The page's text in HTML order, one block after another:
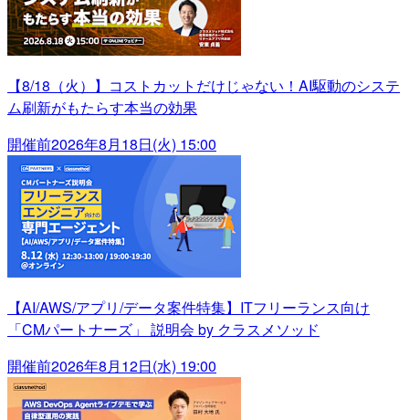
【8/18（火）】コストカットだけじゃない！AI駆動のシステ
ム刷新がもたらす本当の効果
開催前2026年8月18日(火) 15:00
【AI/AWS/アプリ/データ案件特集】ITフリーランス向け
「CMパートナーズ」 説明会 by クラスメソッド
開催前2026年8月12日(水) 19:00